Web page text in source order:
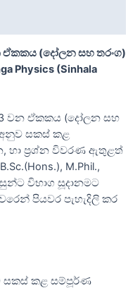
ඒකකය (දෝලන සහ තරංග)
Physics (Sinhala
වන ඒකකය (දෝලන සහ
අනුව සකස් කළ
හා ප්‍රශ්න විවරණ ඇතුළත්
M.Phil.,
විභාග සූදානමට
පියවර පැහැදිලි කර
සකස් කළ සම්පූර්ණ